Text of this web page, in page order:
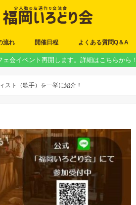
流れ 開催日程 よくある質問Q＆A
ェ会イベント再開します。詳細はこちらから！
スト（歌手）を一挙に紹介！